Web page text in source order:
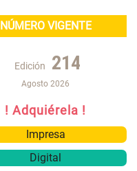
NÚMERO VIGENTE
Edición 214
Agosto 2026
! Adquiérela !
Impresa
Digital